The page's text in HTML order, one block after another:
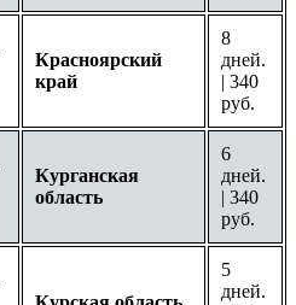
Красноярский
край
8
дней.
| 340
руб.
Курганская
область
6
дней.
| 340
руб.
5
дней.